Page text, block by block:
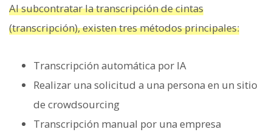
Al subcontratar la transcripción de cintas
(transcripción), existen tres métodos principales:
Transcripción automática por IA
Realizar una solicitud a una persona en un sitio
de crowdsourcing
Transcripción manual por una empresa